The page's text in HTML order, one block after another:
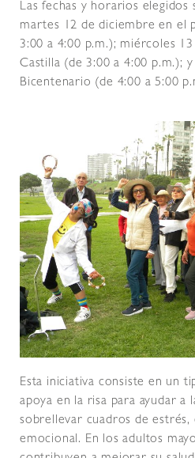
Las fechas y horarios elegidos
martes 12 de diciembre en el
3:00 a 4:00 p.m.); miércoles
Castilla (de 3:00 a 4:00 p.m.);
Bicentenario (de 4:00 a 5:00
Esta iniciativa consiste en un
apoya en la risa para ayudar a
sobrellevar cuadros de
emocional. En los adultos